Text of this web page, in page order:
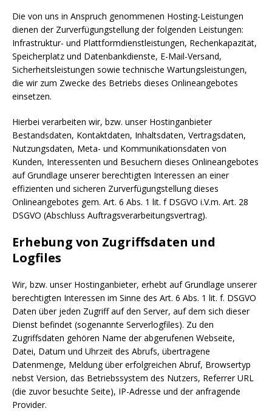
Die von uns in Anspruch genommenen Hosting-Leistungen
dienen der Zurverfügungstellung der folgenden Leistungen:
Infrastruktur- und Plattformdienstleistungen, Rechenkapazität,
Speicherplatz und Datenbankdienste, E-Mail-Versand,
Sicherheitsleistungen sowie technische Wartungsleistungen,
die wir zum Zwecke des Betriebs dieses Onlineangebotes
einsetzen.
Hierbei verarbeiten wir, bzw. unser Hostinganbieter
Bestandsdaten, Kontaktdaten, Inhaltsdaten, Vertragsdaten,
Nutzungsdaten, Meta- und Kommunikationsdaten von
Kunden, Interessenten und Besuchern dieses Onlineangebotes
auf Grundlage unserer berechtigten Interessen an einer
effizienten und sicheren Zurverfügungstellung dieses
Onlineangebotes gem. Art. 6 Abs. 1 lit. f DSGVO i.V.m. Art. 28
DSGVO (Abschluss Auftragsverarbeitungsvertrag).
Erhebung von Zugriffsdaten und
Logfiles
Wir, bzw. unser Hostinganbieter, erhebt auf Grundlage unserer
berechtigten Interessen im Sinne des Art. 6 Abs. 1 lit. f. DSGVO
Daten über jeden Zugriff auf den Server, auf dem sich dieser
Dienst befindet (sogenannte Serverlogfiles). Zu den
Zugriffsdaten gehören Name der abgerufenen Webseite,
Datei, Datum und Uhrzeit des Abrufs, übertragene
Datenmenge, Meldung über erfolgreichen Abruf, Browsertyp
nebst Version, das Betriebssystem des Nutzers, Referrer URL
(die zuvor besuchte Seite), IP-Adresse und der anfragende
Provider.